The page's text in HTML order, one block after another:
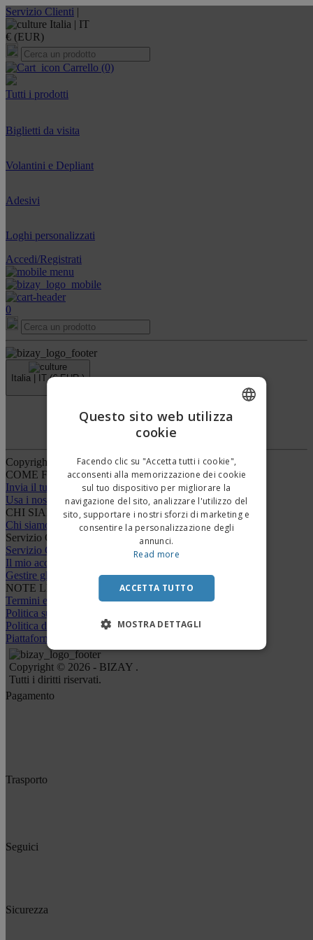
Servizio Clienti |
Italia | IT
€ (EUR)
Carrello (0)
Tutti i prodotti
Biglietti da visita
Volantini e Depliant
Adesivi
Loghi personalizzati
Accedi/Registrati
0
Italia | IT (€ EUR )
Piattaforma Whisteblower
Copyright © 2026 - BIZAY . Tutti i diritti riservati.
COME FUNZIONA
Invia il tuo design
Usa i nostri modelli e template
CHI SIAMO
Chi siamo
Servizio Clienti
Servizio Clienti
Il mio account
Gestire gli ordini
NOTE LEGALI
Termini e condizioni
Politica sulla riservatezza
Politica di rimborso e restituzione
Piattaforma Whisteblower
Copyright © 2026 - BIZAY .
Tutti i diritti riservati.
Pagamento
Trasporto
Seguici
Sicurezza
Questo sito web utilizza
cookie
Facendo clic su "Accetta tutti i cookie",
acconsenti alla memorizzazione dei cookie
sul tuo dispositivo per migliorare la
navigazione del sito, analizzare l'utilizzo del
sito, supportare i nostri sforzi di marketing e
consentire la personalizzazione degli
annunci.
Read more
ACCETTA TUTTO
MOSTRA DETTAGLI